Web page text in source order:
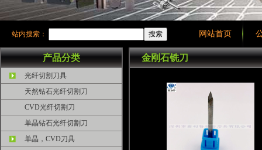
站内搜索： 网站首页
产品分类
光纤切割刀具
天然钻石光纤切割刀
CVD光纤切割刀
单晶钻石光纤切割刀
单晶，CVD刀具
金刚石铣刀